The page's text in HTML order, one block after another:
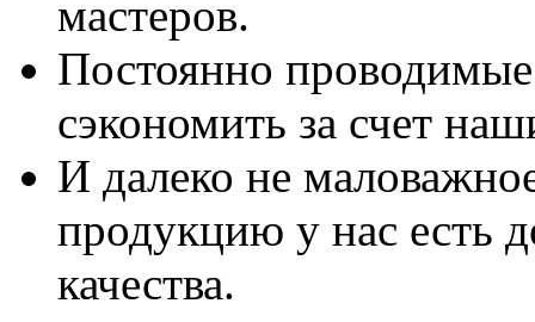
мастеров.
Постоянно
сэкономить за счет
И далеко не
продукцию у нас есть
качества.